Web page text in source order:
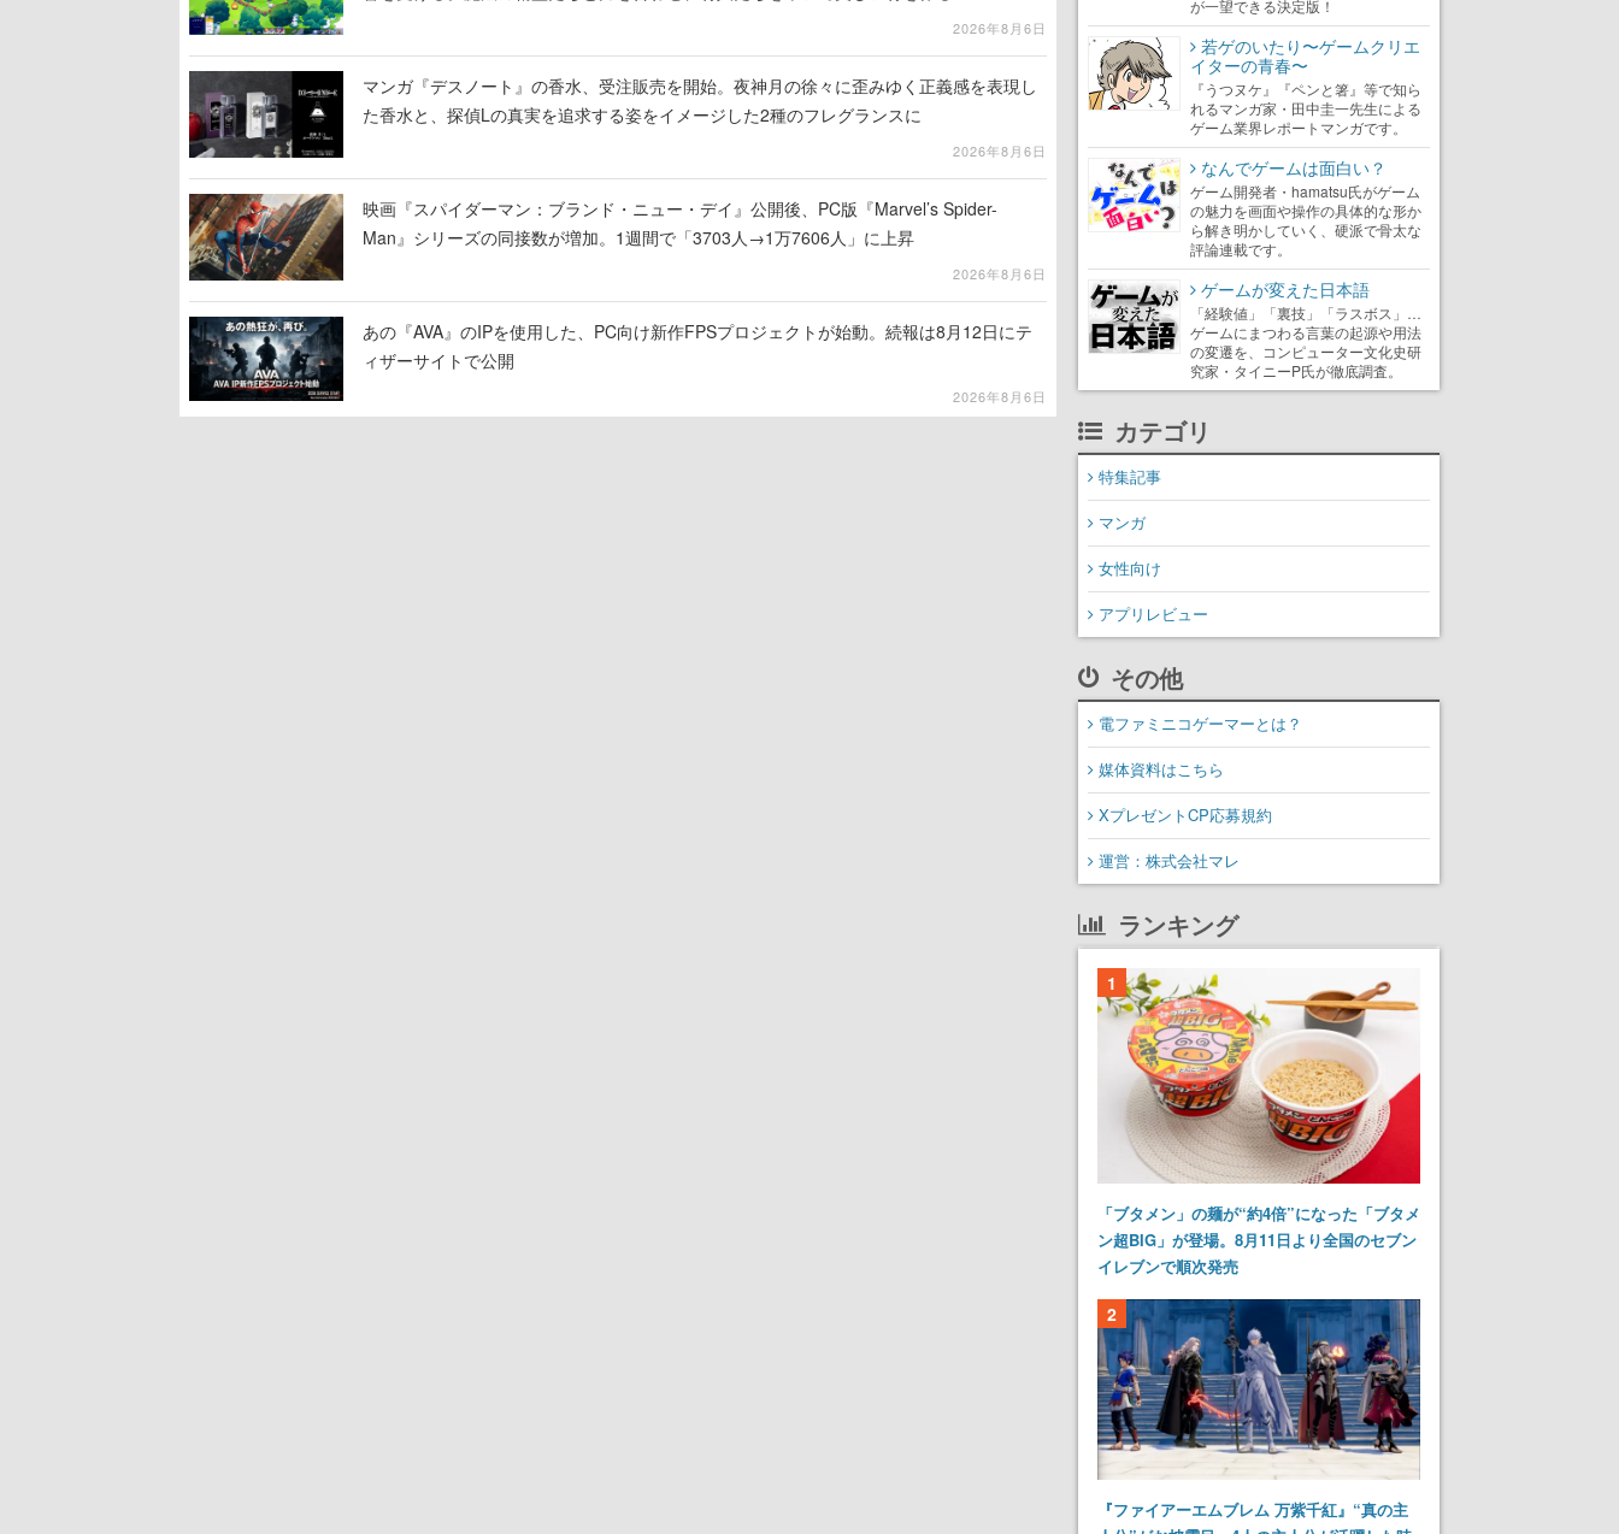
2026年8月6日
マンガ『デスノート』の香水、受注販売を開始。夜神月の徐々に歪みゆく正義感を表現し
た香水と、探偵Lの真実を追求する姿をイメージした2種のフレグランスに
2026年8月6日
映画『スパイダーマン：ブランド・ニュー・デイ』公開後、PC版『Marvel’s Spider-
Man』シリーズの同接数が増加。1週間で「3703人→1万7606人」に上昇
2026年8月6日
あの『AVA』のIPを使用した、PC向け新作FPSプロジェクトが始動。続報は8月12日にテ
ィザーサイトで公開
2026年8月6日
が一望できる決定版！
若ゲのいたり〜ゲームクリエ
イターの青春〜
『うつヌケ』『ペンと箸』等で知ら
れるマンガ家・田中圭一先生による
ゲーム業界レポートマンガです。
なんでゲームは面白い？
ゲーム開発者・hamatsu氏がゲーム
の魅力を画面や操作の具体的な形か
ら解き明かしていく、硬派で骨太な
評論連載です。
ゲームが変えた日本語
「経験値」「裏技」「ラスボス」…
ゲームにまつわる言葉の起源や用法
の変遷を、コンピューター文化史研
究家・タイニーP氏が徹底調査。
カテゴリ
特集記事
マンガ
女性向け
アプリレビュー
その他
電ファミニコゲーマーとは？
媒体資料はこちら
XプレゼントCP応募規約
運営：株式会社マレ
ランキング
1
「ブタメン」の麺が“約4倍”になった「ブタメ
ン超BIG」が登場。8月11日より全国のセブン
イレブンで順次発売
2
『ファイアーエムブレム 万紫千紅』“真の主